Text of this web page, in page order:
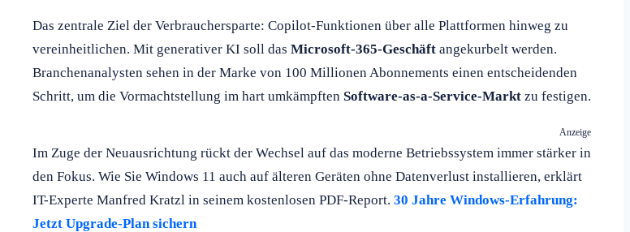
Das zentrale Ziel der Verbrauchersparte: Copilot-Funktionen über alle Plattformen hinweg zu
vereinheitlichen. Mit generativer KI soll das Microsoft-365-Geschäft angekurbelt werden.
Branchenanalysten sehen in der Marke von 100 Millionen Abonnements einen entscheidenden
Schritt, um die Vormachtstellung im hart umkämpften Software-as-a-Service-Markt zu festigen.
Anzeige
Im Zuge der Neuausrichtung rückt der Wechsel auf das moderne Betriebssystem immer stärker in
den Fokus. Wie Sie Windows 11 auch auf älteren Geräten ohne Datenverlust installieren, erklärt
IT-Experte Manfred Kratzl in seinem kostenlosen PDF-Report. 30 Jahre Windows-Erfahrung:
Jetzt Upgrade-Plan sichern